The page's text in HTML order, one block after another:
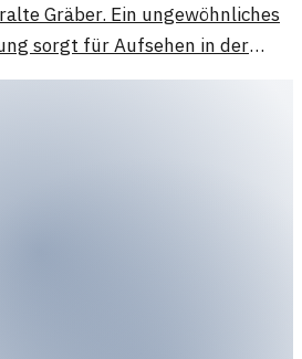
Gräber. Ein ungewöhnliches
sorgt für Aufsehen in der